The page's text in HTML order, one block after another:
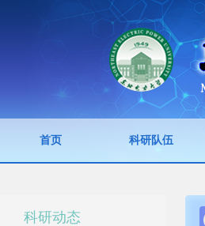
首页 科研队伍
科研动态